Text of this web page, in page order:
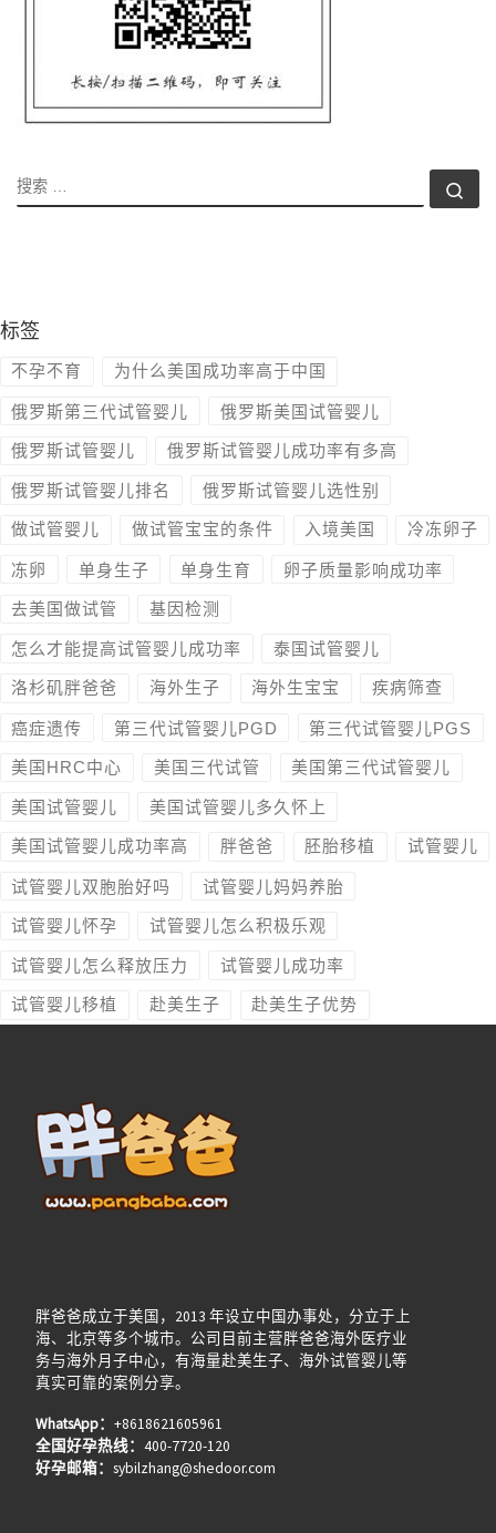
搜索
标签
不孕不育 为什么美国成功率高于中国
俄罗斯第三代试管婴儿 俄罗斯美国试管婴儿
俄罗斯试管婴儿 俄罗斯试管婴儿成功率有多高
俄罗斯试管婴儿排名 俄罗斯试管婴儿选性别
做试管婴儿 做试管宝宝的条件 入境美国 冷冻卵子
冻卵 单身生子 单身生育 卵子质量影响成功率
去美国做试管 基因检测
怎么才能提高试管婴儿成功率 泰国试管婴儿
洛杉矶胖爸爸 海外生子 海外生宝宝 疾病筛查
癌症遗传 第三代试管婴儿PGD 第三代试管婴儿PGS
美国HRC中心 美国三代试管 美国第三代试管婴儿
美国试管婴儿 美国试管婴儿多久怀上
美国试管婴儿成功率高 胖爸爸 胚胎移植 试管婴儿
试管婴儿双胞胎好吗 试管婴儿妈妈养胎
试管婴儿怀孕 试管婴儿怎么积极乐观
试管婴儿怎么释放压力 试管婴儿成功率
试管婴儿移植 赴美生子 赴美生子优势
胖爸爸成立于美国，2013 年设立中国办事处，分立于上
海、北京等多个城市。公司目前主营胖爸爸海外医疗业
务与海外月子中心，有海量赴美生子、海外试管婴儿等
真实可靠的案例分享。
WhatsApp： +8618621605961
全国好孕热线： 400-7720-120
好孕邮箱： sybilzhang@shedoor.com